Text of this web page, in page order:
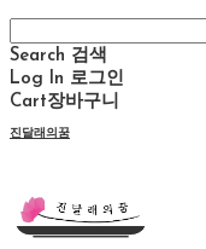
Search 검색
Log In 로그인
Cart장바구니
진달래의꿈